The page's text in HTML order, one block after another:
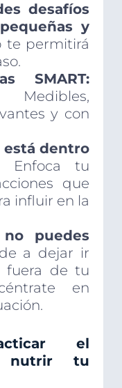
desafíos
y
te permitirá
SMART:
y con
dentro
Enfoca tu
que
influir en la
puedes
a dejar ir
fuera de tu
en
el
nutrir tu